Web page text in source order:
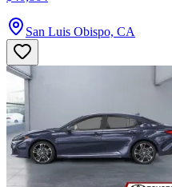
San Luis Obispo, CA